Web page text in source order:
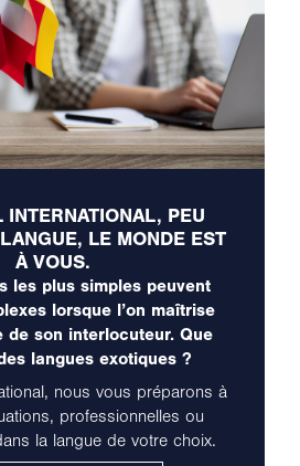
INTERNATIONAL, PEU
LE MONDE EST
À VOUS.
les plus simples peuvent
lorsque l’on maîtrise
de son interlocuteur. Que
langues exotiques ?
nous vous préparons à
professionnelles ou
la langue de votre choix.